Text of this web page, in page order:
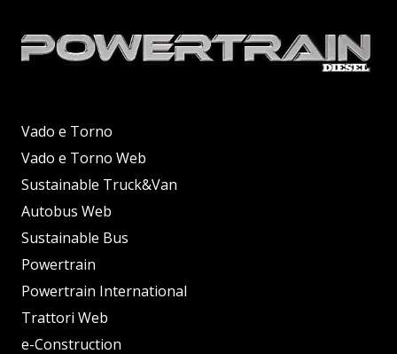
Vado e Torno
Vado e Torno Web
Sustainable Truck&Van
Autobus Web
Sustainable Bus
Powertrain
Powertrain International
Trattori Web
e-Construction